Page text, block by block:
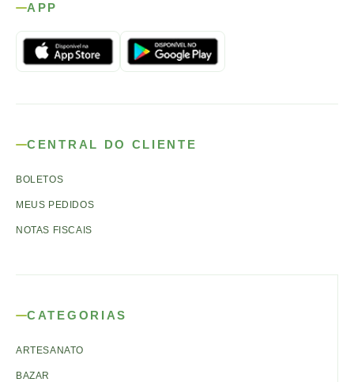
APP
CENTRAL DO CLIENTE
BOLETOS
MEUS PEDIDOS
NOTAS FISCAIS
CATEGORIAS
ARTESANATO
BAZAR